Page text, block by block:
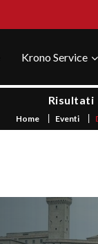
Krono Service
Risultati
Home Eventi